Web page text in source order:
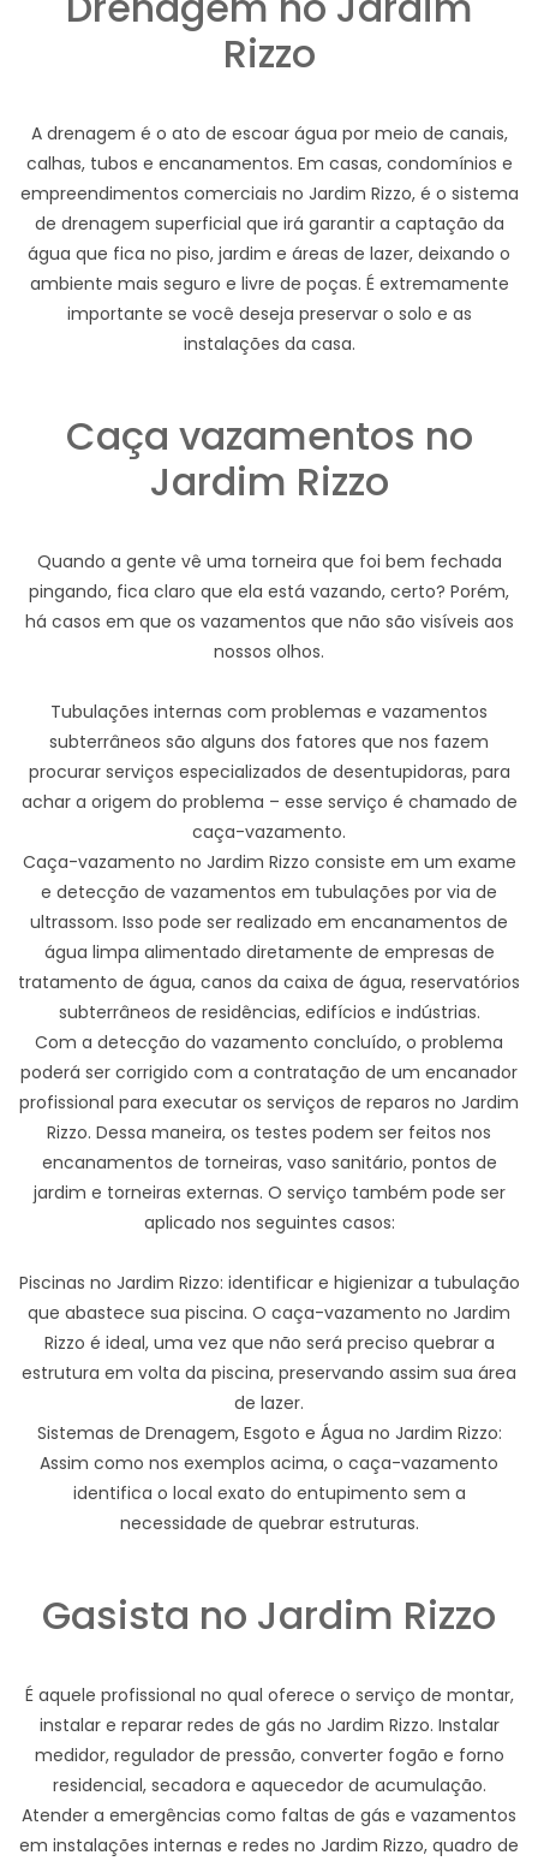
Rizzo
A drenagem é o ato de escoar água por meio de canais,
calhas, tubos e encanamentos. Em casas, condomínios e
empreendimentos comerciais no Jardim Rizzo, é o sistema
de drenagem superficial que irá garantir a captação da
água que fica no piso, jardim e áreas de lazer, deixando o
ambiente mais seguro e livre de poças. É extremamente
importante se você deseja preservar o solo e as
instalações da casa.
Caça vazamentos no
Jardim Rizzo
Quando a gente vê uma torneira que foi bem fechada
pingando, fica claro que ela está vazando, certo? Porém,
há casos em que os vazamentos que não são visíveis aos
nossos olhos.
Tubulações internas com problemas e vazamentos
subterrâneos são alguns dos fatores que nos fazem
procurar serviços especializados de desentupidoras, para
achar a origem do problema – esse serviço é chamado de
caça-vazamento.
Caça-vazamento no Jardim Rizzo consiste em um exame
e detecção de vazamentos em tubulações por via de
ultrassom. Isso pode ser realizado em encanamentos de
água limpa alimentado diretamente de empresas de
tratamento de água, canos da caixa de água, reservatórios
subterrâneos de residências, edifícios e indústrias.
Com a detecção do vazamento concluído, o problema
poderá ser corrigido com a contratação de um encanador
profissional para executar os serviços de reparos no Jardim
Rizzo. Dessa maneira, os testes podem ser feitos nos
encanamentos de torneiras, vaso sanitário, pontos de
jardim e torneiras externas. O serviço também pode ser
aplicado nos seguintes casos:
Piscinas no Jardim Rizzo: identificar e higienizar a tubulação
que abastece sua piscina. O caça-vazamento no Jardim
Rizzo é ideal, uma vez que não será preciso quebrar a
estrutura em volta da piscina, preservando assim sua área
de lazer.
Sistemas de Drenagem, Esgoto e Água no Jardim Rizzo:
Assim como nos exemplos acima, o caça-vazamento
identifica o local exato do entupimento sem a
necessidade de quebrar estruturas.
Gasista no Jardim Rizzo
É aquele profissional no qual oferece o serviço de montar,
instalar e reparar redes de gás no Jardim Rizzo. Instalar
medidor, regulador de pressão, converter fogão e forno
residencial, secadora e aquecedor de acumulação.
Atender a emergências como faltas de gás e vazamentos
em instalações internas e redes no Jardim Rizzo, quadro de